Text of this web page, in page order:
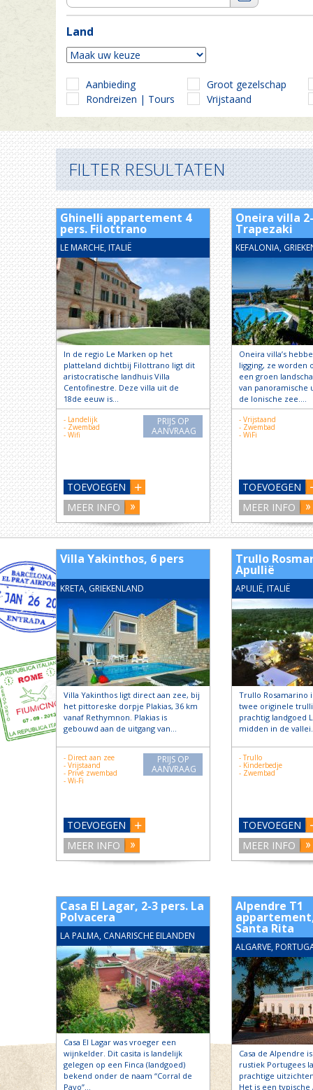
Land
Aanbieding
Groot gezelschap
Rondreizen | Tours
Vrijstaand
FILTER RESULTATEN
Ghinelli appartement 4
pers. Filottrano
LE MARCHE, ITALIË
In de regio Le Marken op het
platteland dichtbij Filottrano ligt dit
aristocratische landhuis Villa
Centofinestre. Deze villa uit de
18de eeuw is…
- Landelijk
- Zwembad
- Wifi
PRIJS OP
AANVRAAG
TOEVOEGEN
MEER INFO
Oneira villa
Trapezaki
KEFALONIA,
Oneira villa’s
ligging, ze worden
een groen
van panoramische
de Ionische zee….
- Vrijstaand
- Zwembad
- WiFi
TOEVOEGEN
MEER INFO
Villa Yakinthos, 6 pers
KRETA, GRIEKENLAND
Villa Yakinthos ligt direct aan zee, bij
het pittoreske dorpje Plakias, 36 km
vanaf Rethymnon. Plakias is
gebouwd aan de uitgang van…
- Direct aan zee
- Vrijstaand
- Privé zwembad
- Wi-Fi
PRIJS OP
AANVRAAG
TOEVOEGEN
MEER INFO
Trullo
Apullië
APULIË, ITALIË
Trullo Rosamarino
twee originele
prachtig landgoed
midden in de
- Trullo
- Kinderbedje
- Zwembad
TOEVOEGEN
MEER INFO
Casa El Lagar, 2-3 pers. La
Polvacera
LA PALMA, CANARISCHE EILANDEN
Casa El Lagar was vroeger een
wijnkelder. Dit casita is landelijk
gelegen op een Finca (landgoed)
bekend onder de naam “Corral de
Payo”…
Alpendre T1
Santa Rita
ALGARVE,
Casa de Alpendre
rustiek Portugees
prachtige
Het is een typische